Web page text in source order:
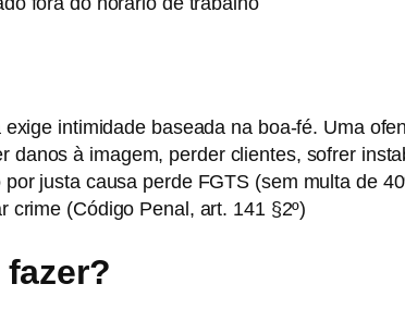
intimidade baseada na boa-fé. Uma
danos à imagem, perder clientes, sofrer
por justa causa perde FGTS (sem multa de
crime (Código Penal, art. 141 §2º)